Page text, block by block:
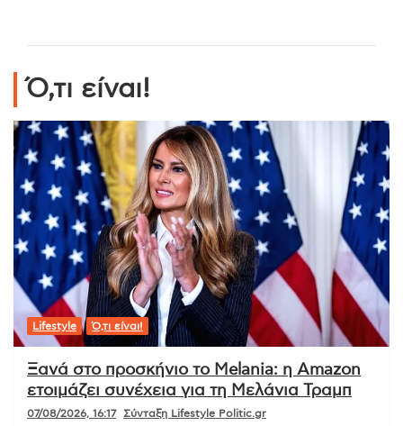
Ό,τι είναι!
Lifestyle Ό,τι είναι!
Ξανά στο προσκήνιο το Melania: η Amazon
ετοιμάζει συνέχεια για τη Μελάνια Τραμπ
07/08/2026, 16:17 Σύνταξη Lifestyle Politic.gr